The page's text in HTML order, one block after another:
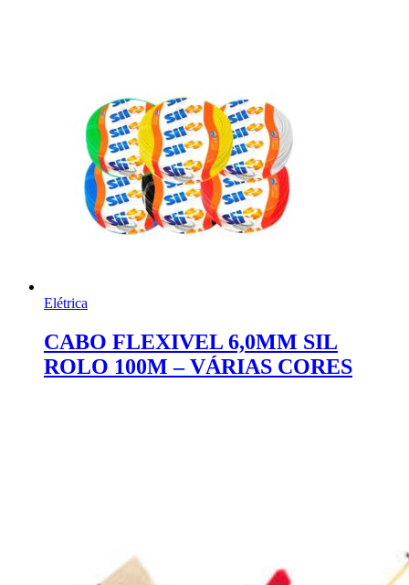
Elétrica
CABO FLEXIVEL 6,0MM SIL
ROLO 100M – VÁRIAS CORES